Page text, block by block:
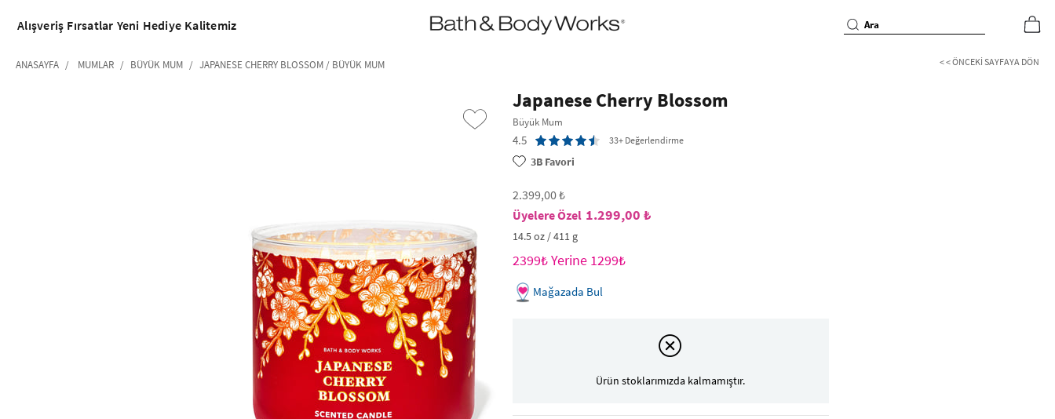
•2200₺ ve Üzeri Kargo Ücretsiz!•
*Promosyon Detayları
Alışveriş Fırsatlar Yeni Hediye Kalitemiz
ANASAYFA MUMLAR BÜYÜK MUM JAPANESE CHERRY BLOSSOM / BÜYÜK MUM < < ÖNCEKI SAYFAYA DÖN
‹ ›
Japanese Cherry Blossom
Büyük Mum
4.5 33+ Değerlendirme
3B Favori
2.399,00 ₺
1.299,00 ₺
14.5 oz / 411 g
2399₺ Yerine 1299₺
Mağazada Bul
Ürün stoklarımızda kalmamıştır.